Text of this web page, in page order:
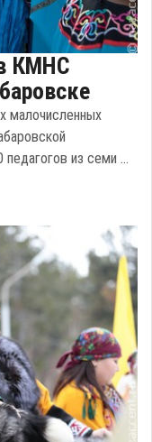
КМНС
малочисленных
из семи ...